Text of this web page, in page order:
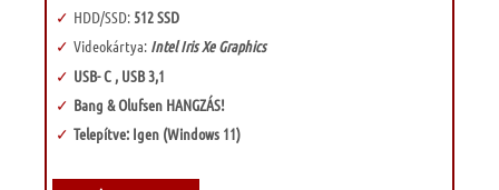
HDD/SSD:512 SSD
Videokártya: Intel Iris Xe Graphics
USB- C , USB 3,1
Bang & Olufsen HANGZÁS!
Telepítve: Igen (Windows 11)